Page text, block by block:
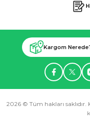
Kargom
2026 © Tüm hakları saklıdır.